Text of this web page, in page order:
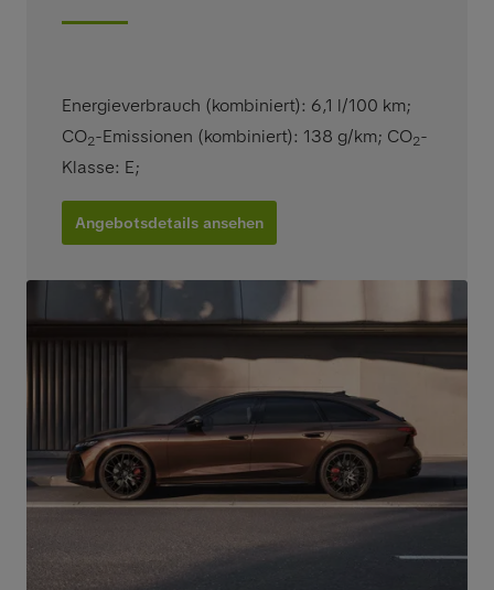
Energieverbrauch (kombiniert): 6,1 l/100 km;
CO2-Emissionen (kombiniert): 138 g/km; CO2-
Klasse: E;
Angebotsdetails ansehen